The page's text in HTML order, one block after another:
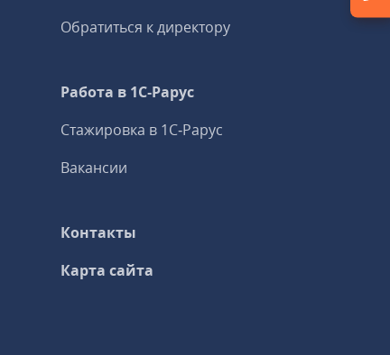
Обратиться к директору
Работа в 1С‑Рарус
Стажировка в 1С‑Рарус
Вакансии
Контакты
Карта сайта